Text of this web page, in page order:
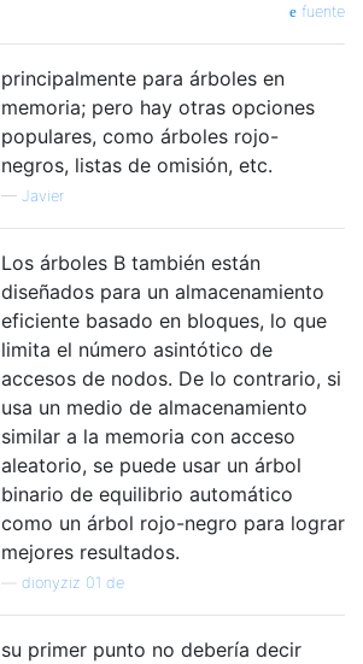
fuente
principalmente para árboles en
memoria; pero hay otras opciones
populares, como árboles rojo-
negros, listas de omisión, etc.
— Javier
Los árboles B también están
diseñados para un almacenamiento
eficiente basado en bloques, lo que
limita el número asintótico de
accesos de nodos. De lo contrario, si
usa un medio de almacenamiento
similar a la memoria con acceso
aleatorio, se puede usar un árbol
binario de equilibrio automático
como un árbol rojo-negro para lograr
mejores resultados.
dionyziz 01 de
su primer punto no debería decir